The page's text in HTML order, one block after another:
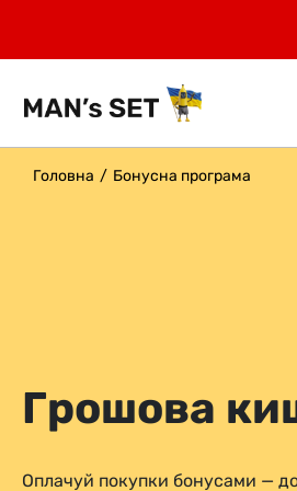
Головна Бонусна програма
Грошова
Оплачуй покупки бонусами —